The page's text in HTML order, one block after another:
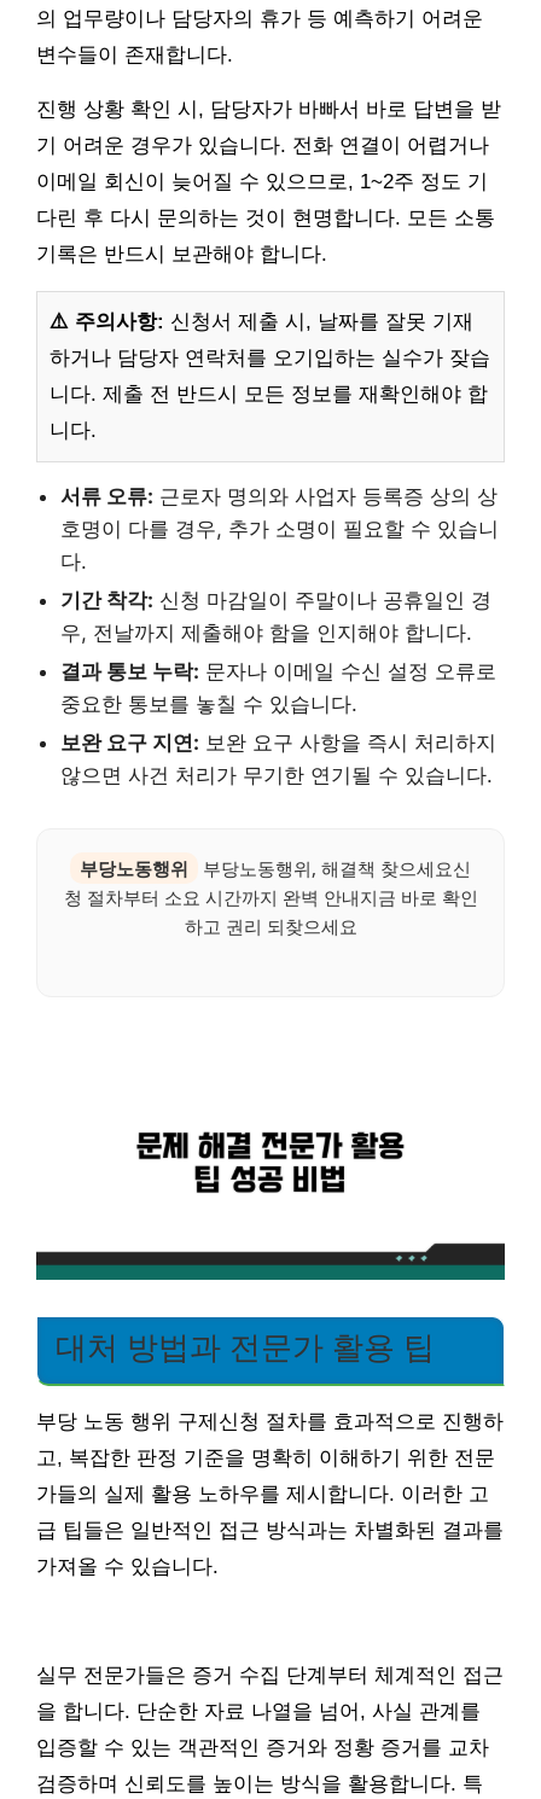
의 업무량이나 담당자의 휴가 등 예측하기 어려운
변수들이 존재합니다.
진행 상황 확인 시, 담당자가 바빠서 바로 답변을 받
기 어려운 경우가 있습니다. 전화 연결이 어렵거나
이메일 회신이 늦어질 수 있으므로, 1~2주 정도 기
다린 후 다시 문의하는 것이 현명합니다. 모든 소통
기록은 반드시 보관해야 합니다.
⚠️ 주의사항: 신청서 제출 시, 날짜를 잘못 기재
하거나 담당자 연락처를 오기입하는 실수가 잦습
니다. 제출 전 반드시 모든 정보를 재확인해야 합
니다.
서류 오류: 근로자 명의와 사업자 등록증 상의 상
호명이 다를 경우, 추가 소명이 필요할 수 있습니
다.
기간 착각: 신청 마감일이 주말이나 공휴일인 경
우, 전날까지 제출해야 함을 인지해야 합니다.
결과 통보 누락: 문자나 이메일 수신 설정 오류로
중요한 통보를 놓칠 수 있습니다.
보완 요구 지연: 보완 요구 사항을 즉시 처리하지
않으면 사건 처리가 무기한 연기될 수 있습니다.
부당노동행위
부당노동행위, 해결책 찾으세요신
청 절차부터 소요 시간까지 완벽 안내지금 바로 확인
하고 권리 되찾으세요
대처 방법과 전문가 활용 팁
부당 노동 행위 구제신청 절차를 효과적으로 진행하
고, 복잡한 판정 기준을 명확히 이해하기 위한 전문
가들의 실제 활용 노하우를 제시합니다. 이러한 고
급 팁들은 일반적인 접근 방식과는 차별화된 결과를
가져올 수 있습니다.
실무 전문가들은 증거 수집 단계부터 체계적인 접근
을 합니다. 단순한 자료 나열을 넘어, 사실 관계를
입증할 수 있는 객관적인 증거와 정황 증거를 교차
검증하며 신뢰도를 높이는 방식을 활용합니다. 특